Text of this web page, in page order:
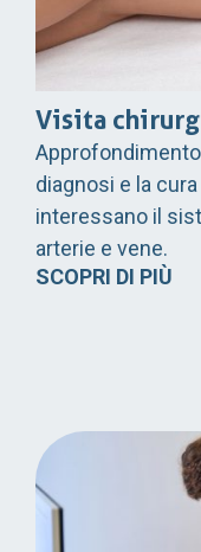
Visita
diagnosi e la
interessano il
arterie e vene.
SCOPRI DI PIÙ